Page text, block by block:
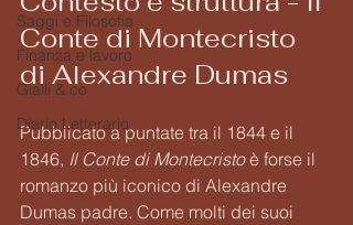
Saggi e Filosofia
Finanza e lavoro
Gialli & co
Diario Letterario
Conte di Montecristo
di Alexandre Dumas
Pubblicato a puntate tra il 1844 e il
1846, Il Conte di Montecristo è forse il
romanzo più iconico di Alexandre
Dumas padre. Come molti dei suoi